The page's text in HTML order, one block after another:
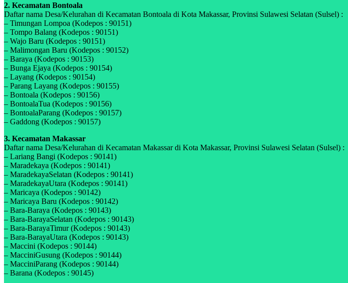
2. Kecamatan Bontoala
Daftar nama Desa/Kelurahan di Kecamatan Bontoala di Kota Makassar, Provinsi Sulawesi Selatan (Sulsel) :
– Timungan Lompoa (Kodepos : 90151)
– Tompo Balang (Kodepos : 90151)
– Wajo Baru (Kodepos : 90151)
– Malimongan Baru (Kodepos : 90152)
– Baraya (Kodepos : 90153)
– Bunga Ejaya (Kodepos : 90154)
– Layang (Kodepos : 90154)
– Parang Layang (Kodepos : 90155)
– Bontoala (Kodepos : 90156)
– BontoalaTua (Kodepos : 90156)
– BontoalaParang (Kodepos : 90157)
– Gaddong (Kodepos : 90157)
3. Kecamatan Makassar
Daftar nama Desa/Kelurahan di Kecamatan Makassar di Kota Makassar, Provinsi Sulawesi Selatan (Sulsel) :
– Lariang Bangi (Kodepos : 90141)
– Maradekaya (Kodepos : 90141)
– MaradekayaSelatan (Kodepos : 90141)
– MaradekayaUtara (Kodepos : 90141)
– Maricaya (Kodepos : 90142)
– Maricaya Baru (Kodepos : 90142)
– Bara-Baraya (Kodepos : 90143)
– Bara-BarayaSelatan (Kodepos : 90143)
– Bara-BarayaTimur (Kodepos : 90143)
– Bara-BarayaUtara (Kodepos : 90143)
– Maccini (Kodepos : 90144)
– MacciniGusung (Kodepos : 90144)
– MacciniParang (Kodepos : 90144)
– Barana (Kodepos : 90145)